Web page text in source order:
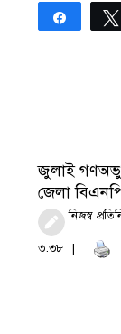
Share
জুলাই
জেলা
নিজস্ব
৩:৩৮